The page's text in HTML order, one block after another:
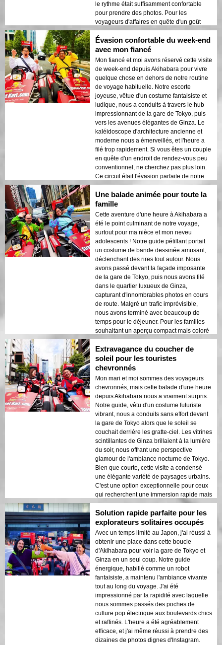
le rythme était suffisamment confortable
pour prendre des photos. Pour les
voyageurs d'affaires en quête d'un goût
rapide mais vibrant de Tokyo, c'est parfait !
Évasion confortable du week-end
avec mon fiancé
Mon fiancé et moi avons réservé cette visite
de week-end depuis Akihabara pour vivre
quelque chose en dehors de notre routine
de voyage habituelle. Notre escorte
joyeuse, vêtue d'un costume fantaisiste et
ludique, nous a conduits à travers le hub
impressionnant de la gare de Tokyo, puis
vers les avenues élégantes de Ginza. Le
kaléidoscope d'architecture ancienne et
moderne nous a émerveillés, et l'heure a
filé trop rapidement. Si vous êtes un couple
en quête d'un endroit de rendez-vous peu
conventionnel, ne cherchez pas plus loin.
Ce circuit était l'évasion parfaite de notre
quotidien trépidant !
Une balade animée pour toute la
famille
Cette aventure d'une heure à Akihabara a
été le point culminant de notre voyage,
surtout pour ma nièce et mon neveu
adolescents ! Notre guide pétillant portait
un costume de bande dessinée amusant,
déclenchant des rires tout autour. Nous
avons passé devant la façade imposante
de la gare de Tokyo, puis nous avons filé
dans le quartier luxueux de Ginza,
capturant d'innombrables photos en cours
de route. Malgré un trafic imprévisible,
nous avons terminé avec beaucoup de
temps pour le déjeuner. Pour les familles
souhaitant un aperçu compact mais coloré
de Tokyo, cette excursion joyeuse est tout à
fait réussie !
Extravagance du coucher de
soleil pour les touristes
chevronnés
Mon mari et moi sommes des voyageurs
chevronnés, mais cette balade d'une heure
depuis Akihabara nous a vraiment surpris.
Notre guide, vêtu d'un costume futuriste
vibrant, nous a conduits sans effort devant
la gare de Tokyo alors que le soleil se
couchait derrière les gratte-ciel. Les vitrines
scintillantes de Ginza brillaient à la lumière
du soir, nous offrant une perspective
glamour de l'ambiance nocturne de Tokyo.
Bien que courte, cette visite a condensé
une élégante variété de paysages urbains.
C'est une option exceptionnelle pour ceux
qui recherchent une immersion rapide mais
mémorable !
Solution rapide parfaite pour les
explorateurs solitaires occupés
Avec un temps limité au Japon, j'ai réussi à
obtenir une place dans cette boucle
d'Akihabara pour voir la gare de Tokyo et
Ginza en un seul coup. Notre guide
énergique, habillé comme un robot
fantaisiste, a maintenu l'ambiance vivante
tout au long du voyage. J'ai été
impressionné par la rapidité avec laquelle
nous sommes passés des poches de
culture pop électrique aux boulevards chics
et raffinés. L'heure a été agréablement
efficace, et j'ai même réussi à prendre des
dizaines de photos dignes d'Instagram.